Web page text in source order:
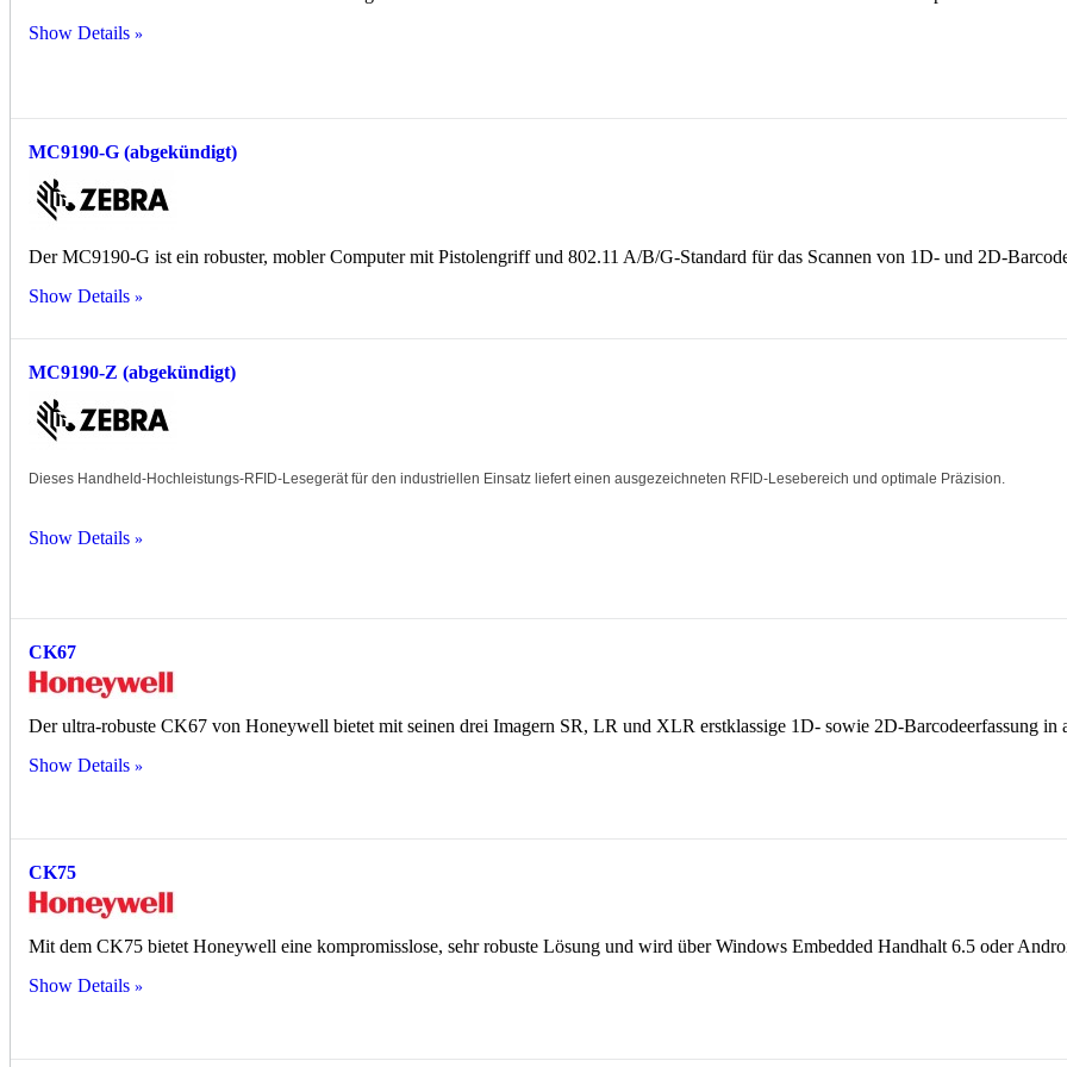
Show Details
MC9190-G (abgekündigt)
Der MC9190-G ist ein robuster, mobler Computer mit Pistolengriff und 802.11 A/B/G-Standard für das Scannen von 1D- und 2D-
Show Details
MC9190-Z (abgekündigt)
Dieses Handheld-Hochleistungs-RFID-Lesegerät für den industriellen Einsatz liefert einen ausgezeichneten RFID-Lesebereich und optimale Präzision.
Show Details
CK67
Der ultra-robuste CK67 von Honeywell bietet mit seinen drei Imagern SR, LR und XLR erstklassige 1D- sowie 2D-Barcodeerfassung in
Show Details
CK75
Mit dem CK75 bietet Honeywell eine kompromisslose, sehr robuste Lösung und wird über Windows Embedded Handhalt 6.5 oder
Show Details